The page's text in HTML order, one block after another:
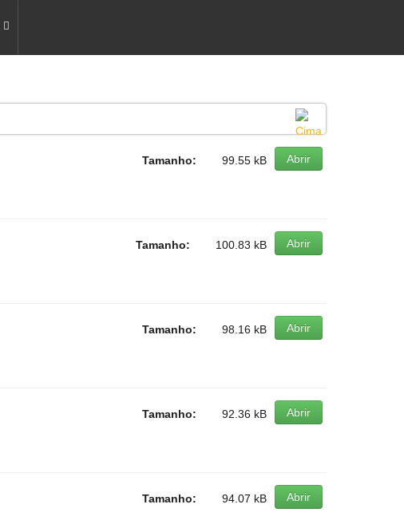
Abrir
Tamanho: 99.55 kB
Abrir
Tamanho: 100.83 kB
Abrir
Tamanho: 98.16 kB
Abrir
Tamanho: 92.36 kB
Abrir
Tamanho: 94.07 kB